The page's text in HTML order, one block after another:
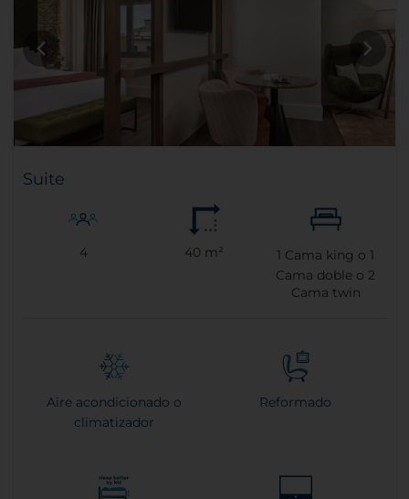
Suite
4 40 m² 1 Cama king o1
Cama doble o 2
Cama twin
Aire acondicionado o
climatizador
Reformado